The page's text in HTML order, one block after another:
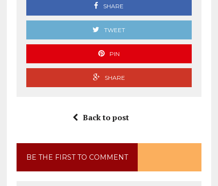
SHARE
TWEET
PIN
SHARE
Back to post
BE THE FIRST TO COMMENT